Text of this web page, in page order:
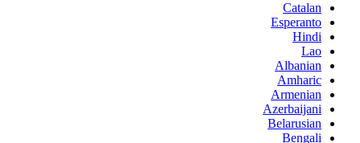
Catalan
Esperanto
Hindi
Lao
Albanian
Amharic
Armenian
Azerbaijani
Belarusian
Bengali